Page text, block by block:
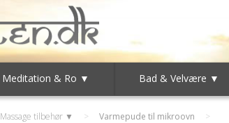
Meditation & Ro ▼ Bad & Velvære ▼
Massage tilbehør ▼ > Varmepude til mikroovn